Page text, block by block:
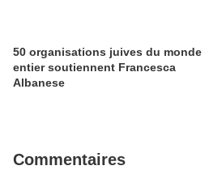
50 organisations juives du monde
entier soutiennent Francesca
Albanese
Commentaires